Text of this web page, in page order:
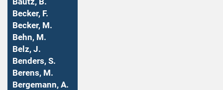
Becker, F.
Becker, M.
Behn, M.
Belz, J.
Benders, S.
Berens, M.
Bergemann, A.